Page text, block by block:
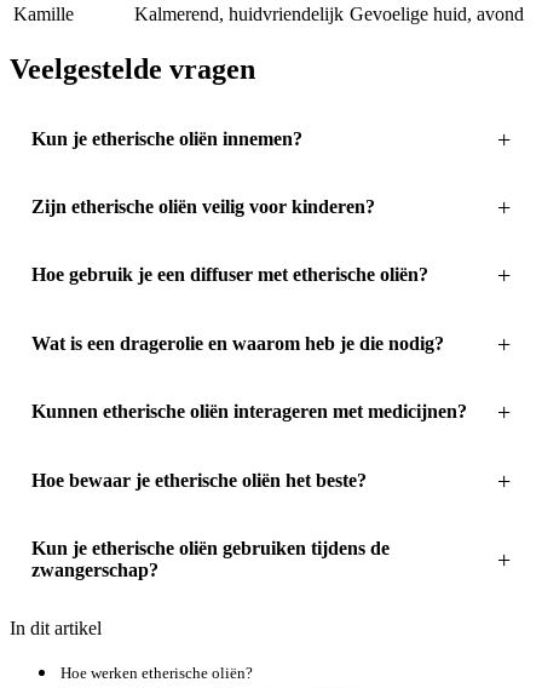
Kamille
Kalmerend, huidvriendelijk Gevoelige huid, avond
Veelgestelde vragen
Kun je etherische oliën innemen?
Zijn etherische oliën veilig voor kinderen?
Hoe gebruik je een diffuser met etherische oliën?
Wat is een dragerolie en waarom heb je die nodig?
Kunnen etherische oliën interageren met medicijnen?
Hoe bewaar je etherische oliën het beste?
Kun je etherische oliën gebruiken tijdens de
zwangerschap?
In dit artikel
Hoe werken etherische oliën?